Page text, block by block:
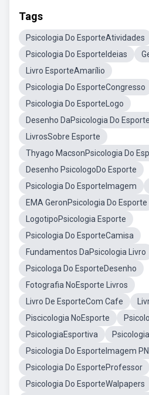
Tags
Psicologia Do EsporteAtividades
Psicologia Do EsporteIdeias
Livro EsporteAmarílio
Psicologia Do EsporteCongresso
Psicologia Do EsporteLogo
Desenho DaPsicologia Do Esporte
LivrosSobre Esporte
Thyago MacsonPsicologia Do
Desenho PsicologoDo Esporte
Psicologia Do EsporteImagem
EMA GeronPsicologia Do Esporte
LogotipoPsicologia Esporte
Psicologia Do EsporteCamisa
Fundamentos DaPsicologia Livro
Psicologa Do EsporteDesenho
Fotografia NoEsporte Livros
Livro De EsporteCom Cafe
Piscicologia NoEsporte
PsicologiaEsportiva
Psicologia Do EsporteImagem
Psicologia Do EsporteProfessor
Psicologia Do EsporteWalpapers